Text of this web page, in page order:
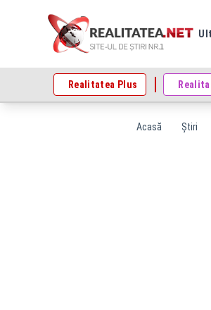
Realitatea Plus
Acasă Știri